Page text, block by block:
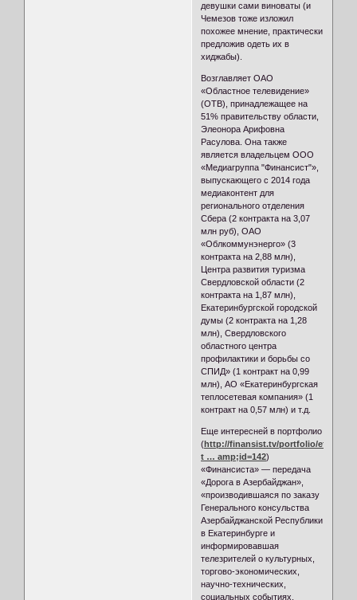
девушки сами виноваты (и
Чемезов тоже изложил
похожее мнение, практически
предложив одеть их в
хиджабы).
Возглавляет ОАО
«Областное телевидение»
(ОТВ), принадлежащее на
51% правительству области,
Элеонора Арифовна
Расулова. Она также
является владельцем ООО
«Медиагруппа "Финансист"»,
выпускающего с 2014 года
медиаконтент для
регионального отделения
Сбера (2 контракта на 3,07
млн руб), ОАО
«Облкоммунэнерго» (3
контракта на 2,88 млн),
Центра развития туризма
Свердловской области (2
контракта на 1,87 млн),
Екатеринбургской городской
думы (2 контракта на 1,28
млн), Свердловского
областного центра
профилактики и борьбы со
СПИД» (1 контракт на 0,99
млн), АО «Екатеринбургская
теплосетевая компания» (1
контракт на 0,57 млн) и т.д.
Еще интересней в портфолио
(http://finansist.tv/portfolio/efirnye-
t … amp;id=142)
«Финансиста» — передача
«Дорога в Азербайджан»,
«производившаяся по заказу
Генерального консульства
Азербайджанской Республики
в Екатеринбурге и
информировавшая
телезрителей о культурных,
торгово-экономических,
научно-технических,
социальных событиях,